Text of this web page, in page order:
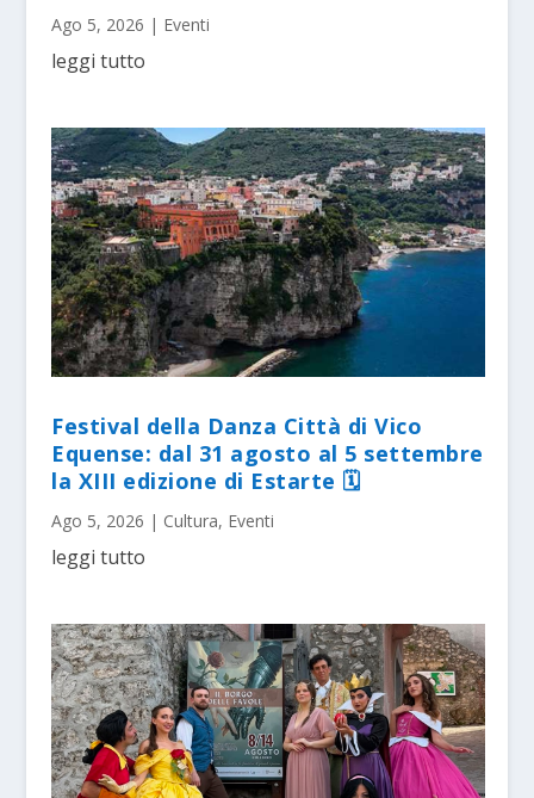
Ago 5, 2026 | Eventi
leggi tutto
Festival della Danza Città di Vico
Equense: dal 31 agosto al 5 settembre
la XIII edizione di Estarte 🗓
Ago 5, 2026 | Cultura, Eventi
leggi tutto